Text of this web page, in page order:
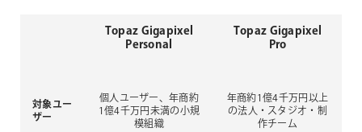
Topaz Gigapixel
Personal
Topaz Gigapixel
Pro
対象ユー
ザー
個人ユーザー、年商約
1億4千万円未満の小規
模組織
年商約1億4千万円以上
の法人・スタジオ・制
作チーム